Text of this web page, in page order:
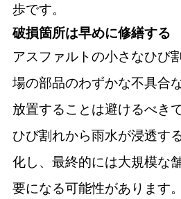
歩です。
破損箇所は早めに修繕する
アスファルトの小さなひび
場の部品のわずかな不具合
放置することは避けるべきで
ひび割れから雨水が浸透す
化し、最終的には大規模な
要になる可能性があります